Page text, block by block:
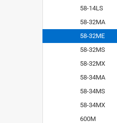
58-14LS
58-32MA
58-32ME
58-32MS
58-32MX
58-34MA
58-34MS
58-34MX
600M